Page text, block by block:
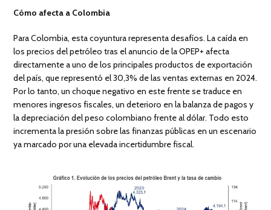
Cómo afecta a Colombia
Para Colombia, esta coyuntura representa desafíos. La caída en
los precios del petróleo tras el anuncio de la OPEP+ afecta
directamente a uno de los principales productos de exportación
del país, que representó el 30,3% de las ventas externas en 2024.
Por lo tanto, un choque negativo en este frente se traduce en
menores ingresos fiscales, un deterioro en la balanza de pagos y
la depreciación del peso colombiano frente al dólar. Todo esto
incrementa la presión sobre las finanzas públicas en un escenario
ya marcado por una elevada incertidumbre fiscal.